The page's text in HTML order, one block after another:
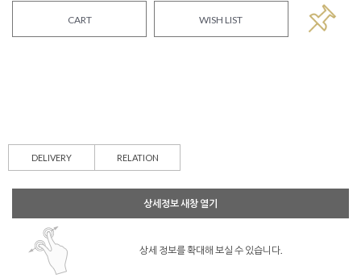
CART WISH LIST
DELIVERY RELATION
상세정보 새창 열기
상세 정보를 확대해 보실 수 있습니다.